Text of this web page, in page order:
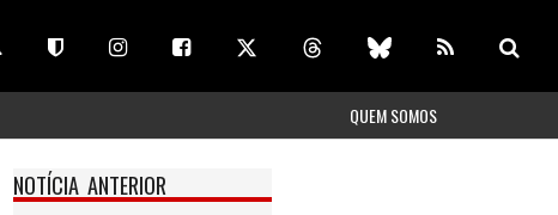
QUEM SOMOS
NOTÍCIA ANTERIOR